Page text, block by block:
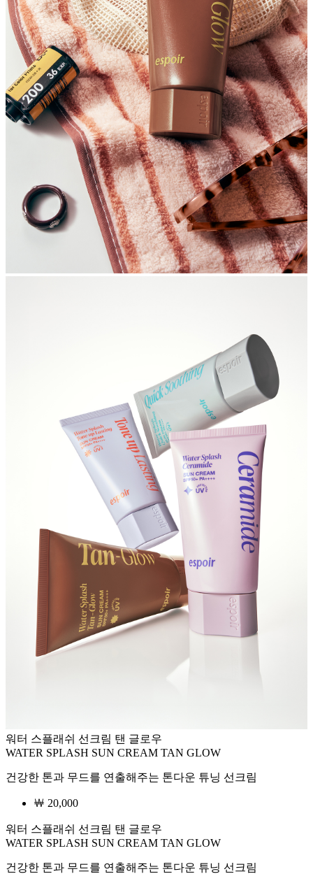
워터 스플래쉬 선크림 탠 글로우
WATER SPLASH SUN CREAM TAN GLOW
건강한 톤과 무드를 연출해주는 톤다운 튜닝 선크림
￦ 20,000
워터 스플래쉬 선크림 탠 글로우
WATER SPLASH SUN CREAM TAN GLOW
건강한 톤과 무드를 연출해주는 톤다운 튜닝 선크림